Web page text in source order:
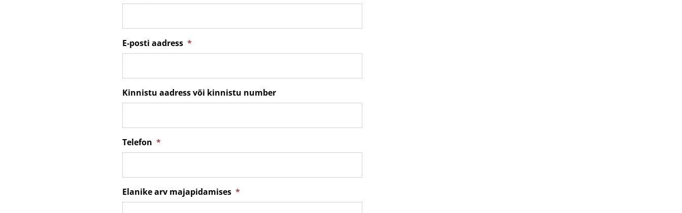
E-posti aadress *
Kinnistu aadress või kinnistu number
Telefon *
Elanike arv majapidamises *